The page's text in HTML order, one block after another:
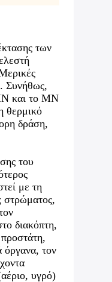
των
Συνήθως,
και το ΜΝ
θερμικό
δράση,
του
με τη
στρώματος,
διακόπτη,
όργανα, τον
υγρό)